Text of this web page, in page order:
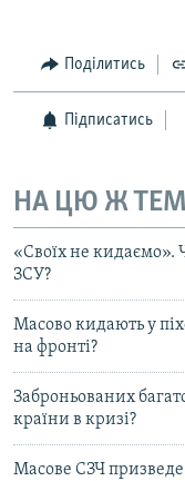
Поділитись
Підписатись
НА ЦЮ Ж
«Своїх не кидаємо».
ЗСУ?
Масово кидають у
на фронті?
Заброньованих
країни в кризі?
Масове СЗЧ